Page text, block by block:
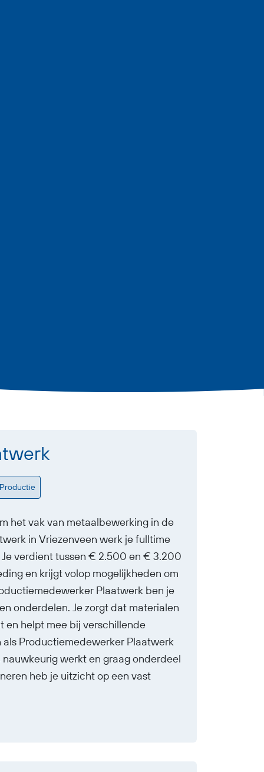
Productie
het vak van metaalbewerking in de
in Vriezenveen werk je fulltime
verdient tussen € 2.500 en € 3.200
en krijgt volop mogelijkheden om
Plaatwerk ben je
onderdelen. Je zorgt dat materialen
helpt mee bij verschillende
Productiemedewerker Plaatwerk
werkt en graag onderdeel
heb je uitzicht op een vast